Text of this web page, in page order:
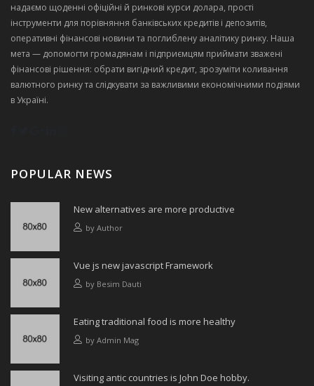
надаємо щоденні офіційні й ринкові курси долара, прості
інструменти для порівняння банківських кредитів і депозитів,
оперативні фінансові новини та поглиблену аналітику ринку. Наша
мета — допомогти громадянам і підприємцям приймати зважені
фінансові рішення: обрати вигідний кредит, зрозуміти коливання
валютного ринку та слідкувати за важливими економічними подіями
в Україні.
POPULAR NEWS
New alternatives are more productive
by Author
Vue js new javascript Framework
by Besim Dauti
Eating traditional food is more healthy
by Admin Mag
Visiting antic countries is John Doe hobby.